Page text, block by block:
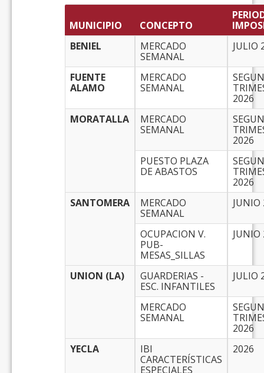
MUNICIPIO CONCEPTO
BENIEL
MERCADO
SEMANAL
JULIO
FUENTE
ALAMO
MERCADO
SEMANAL
2026
MORATALLA
MERCADO
SEMANAL
2026
PUESTO PLAZA
DE ABASTOS
2026
SANTOMERA
MERCADO
SEMANAL
JUNIO
OCUPACION V.
PUB-
MESAS_SILLAS
JUNIO
UNION (LA)
GUARDERIAS -
ESC. INFANTILES
JULIO
MERCADO
SEMANAL
2026
YECLA
IBI
CARACTERÍSTICAS
ESPECIALES
2026